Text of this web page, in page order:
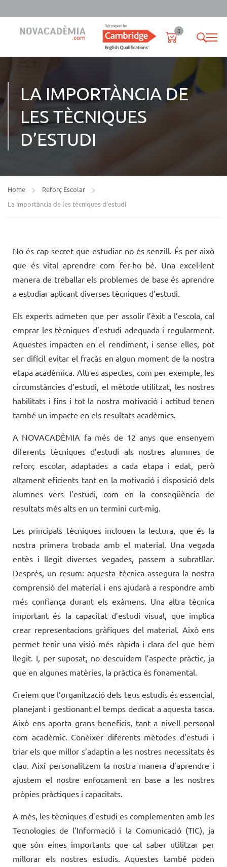
0
LA IMPORTÀNCIA DE
LES TÈCNIQUES
D’ESTUDI
Home
Reforç Escolar
La importància de les tècniques d’estudi
No és cap secret que estudiar no és senzill. És per això
que és vital aprendre com fer-ho bé. Una excel·lent
manera de treballar els problemes de base és aprendre
a estudiar aplicant diverses tècniques d’estudi.
Els experts admeten que per assolir l’èxit a l’escola, cal
emprar les tècniques d’estudi adequada i regularment.
Aquestes impacten en el rendiment, i sense elles, pot
ser difícil evitar el fracàs en algun moment de la nostra
etapa acadèmica. Altres aspectes, com per exemple, les
circumstàncies d’estudi, el mètode utilitzat, les nostres
habilitats i fins i tot la nostra motivació i actitud tenen
també un impacte en els resultats acadèmics.
A NOVACADÈMIA fa més de 12 anys que ensenyem
diferents tècniques d’estudi als nostres alumnes de
reforç escolar, adaptades a cada etapa i edat, però
altament eficients tant en la motivació i disposició dels
alumnes vers l’estudi, com en la conseqüència de
resultats més alts en un termini curt-mig.
Les principals tècniques inclouen la lectura, que és la
nostra primera trobada amb el material. Una vegada
entès i llegit diverses vegades, passem a subratllar.
Després, un resum: aquesta tècnica assegura la nostra
comprensió del material i ens ajudarà a respondre amb
més confiança durant els exàmens. Una altra tècnica
important és la capacitat d’estudi visual, que implica
crear representacions gràfiques del material. Això ens
permet tenir una visió més ràpida i clara del que hem
llegit. I, per suposat, no descuidem l’aspecte pràctic, ja
que en algunes matèries, la pràctica és fonamental.
Creiem que l’organització dels teus estudis és essencial,
planejant i gestionant el temps dedicat a aquesta tasca.
Això ens aporta grans beneficis, tant a nivell personal
com acadèmic. Conèixer diferents mètodes d’estudi i
triar els que millor s’adaptin a les nostres necessitats és
clau. Així personalitzem la nostra manera d’aprendre i
ajustem el nostre enfocament en base a les nostres
pròpies pràctiques i capacitats.
A més, les tècniques d’estudi es complementen amb les
Tecnologies de l’Informació i la Comunicació (TIC), ja
que són eines importants que cal saber utilitzar per
millorar els nostres estudis. Aquestes també poden